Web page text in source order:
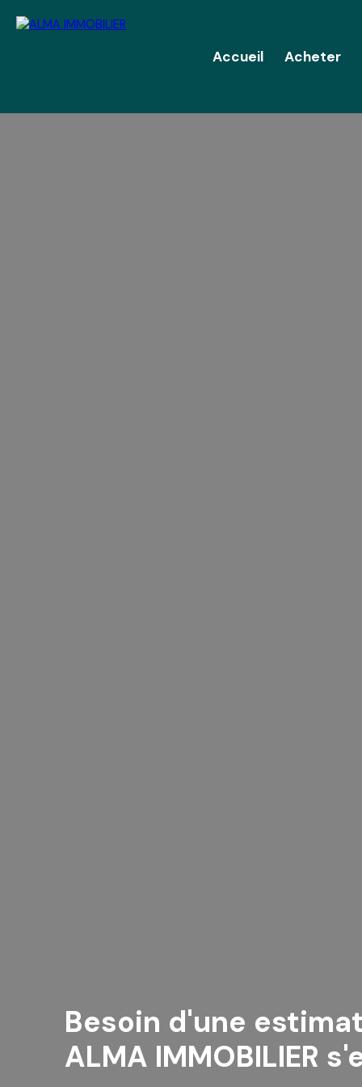
Accueil Acheter
Besoin d'une
ALMA IMMOBILIER